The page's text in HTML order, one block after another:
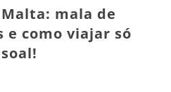
mala de
e como viajar só